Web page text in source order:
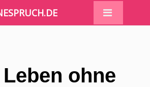
Leben ohne